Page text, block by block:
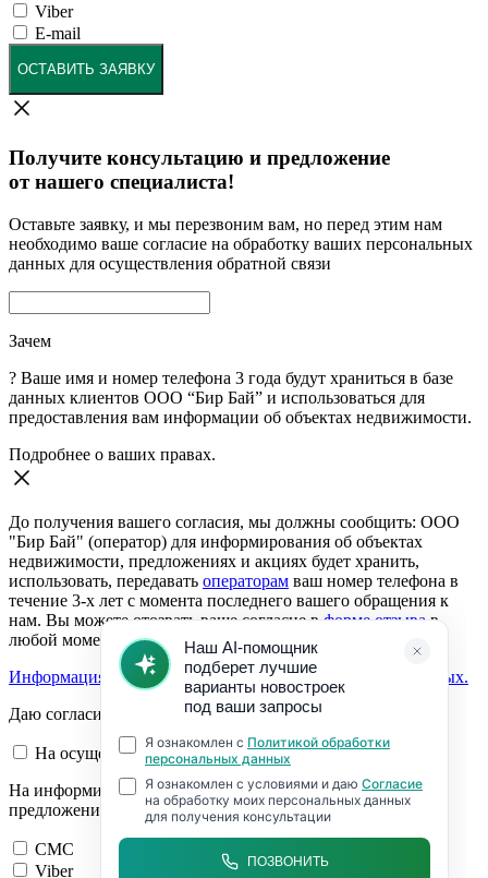
Viber
E-mail
ОСТАВИТЬ ЗАЯВКУ
Получите консультацию и предложение
от нашего специалиста!
Оставьте заявку, и мы перезвоним вам, но перед этим нам
необходимо ваше согласие на обработку ваших персональных
данных для осуществления обратной связи
Зачем
? Ваше имя и номер телефона 3 года будут храниться в базе
данных клиентов ООО “Бир Бай” и использоваться для
предоставления вам информации об объектах недвижимости.
Подробнее о ваших правах.
До получения вашего согласия, мы должны сообщить: ООО
"Бир Бай" (оператор) для информирования об объектах
недвижимости, предложениях и акциях будет хранить,
использовать, передавать операторам ваш номер телефона в
течение 3-х лет с момента последнего вашего обращения к
нам. Вы можете отозвать ваше согласие вформе отзывав
любой момент.
Информация о согласии на обработку персональных данных.
Даю согласие:
На осуществление обратной связи
На информирование об объектах недвижимости,
предложениях и акциях
СМС
Viber